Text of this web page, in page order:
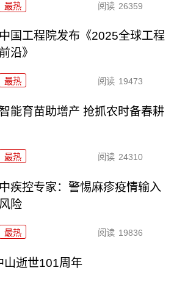
最热 阅读 26359
中国工程院发布《2025全球工程
前沿》
最热 阅读 19473
智能育苗助增产 抢抓农时备春耕
最热 阅读 24310
中疾控专家：警惕麻疹疫情输入
风险
最热 阅读 19836
山逝世101周年